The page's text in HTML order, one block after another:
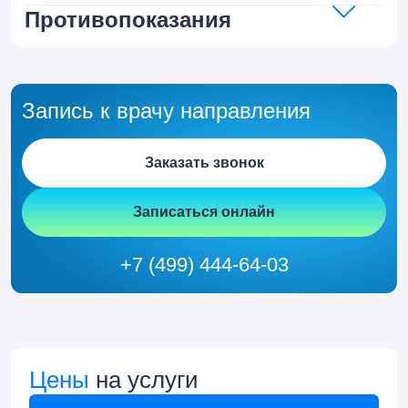
Противопоказания
Запись к врачу направления
Заказать звонок
Записаться онлайн
+7 (499) 444-64-03
Цены на услуги